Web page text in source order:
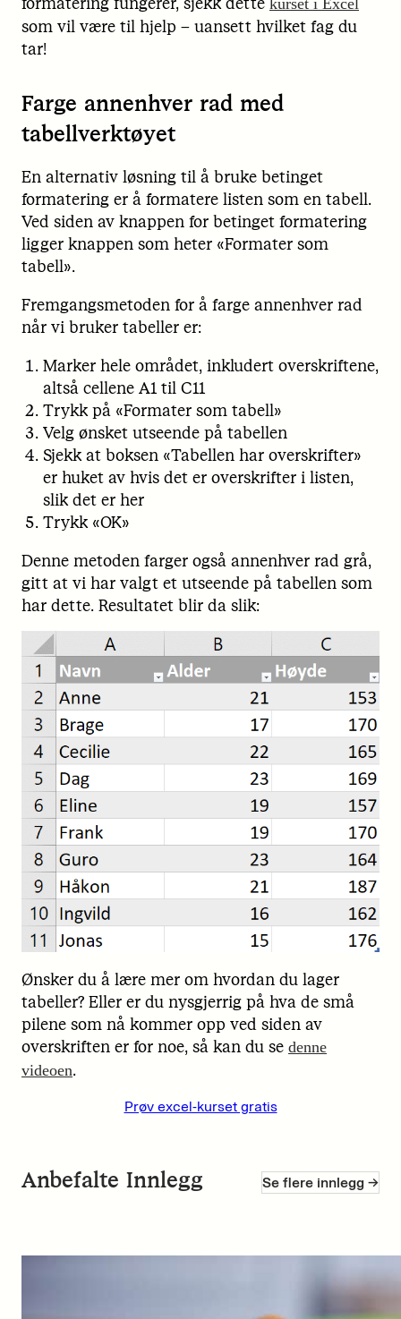
som vil være til hjelp – uansett hvilket fag du
tar!
Farge annenhver rad med
tabellverktøyet
En alternativ løsning til å bruke betinget
formatering er å formatere listen som en tabell.
Ved siden av knappen for betinget formatering
ligger knappen som heter «Formater som
tabell».
Fremgangsmetoden for å farge annenhver rad
når vi bruker tabeller er:
Marker hele området, inkludert overskriftene,
altså cellene A1 til C11
Trykk på «Formater som tabell»
Velg ønsket utseende på tabellen
Sjekk at boksen «Tabellen har overskrifter»
er huket av hvis det er overskrifter i listen,
slik det er her
Trykk «OK»
Denne metoden farger også annenhver rad grå,
gitt at vi har valgt et utseende på tabellen som
har dette. Resultatet blir da slik:
Ønsker du å lære mer om hvordan du lager
tabeller? Eller er du nysgjerrig på hva de små
pilene som nå kommer opp ved siden av
overskriften er for noe, så kan du se denne
videoen.
Prøv excel-kurset gratis
Anbefalte Innlegg Se flere innlegg ->